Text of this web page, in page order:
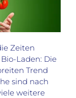
Zeiten
Laden: Die
Trend
sind nach
weitere